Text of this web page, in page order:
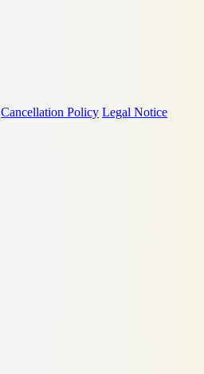
Cancellation Policy Legal Notice